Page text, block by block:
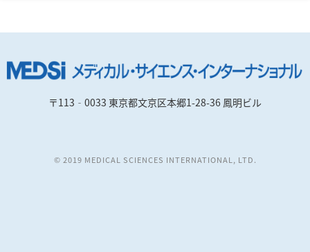
〒113‐0033 東京都文京区本郷1-28-36 鳳明ビル
© 2019 MEDICAL SCIENCES INTERNATIONAL, LTD.